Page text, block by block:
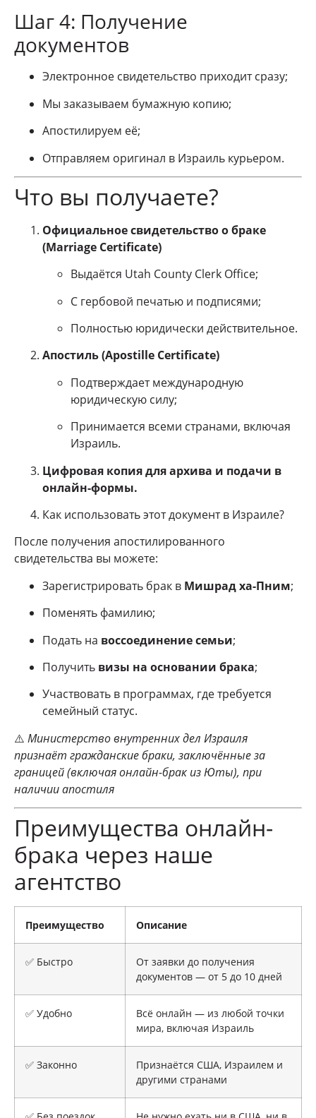
Шаг 4: Получение
документов
Электронное свидетельство приходит сразу;
Мы заказываем бумажную копию;
Апостилируем её;
Отправляем оригинал в Израиль курьером.
Что вы получаете?
Официальное свидетельство о браке
(Marriage Certificate)
Выдаётся Utah County Clerk Office;
С гербовой печатью и подписями;
Полностью юридически действительное.
Апостиль (Apostille Certificate)
Подтверждает международную
юридическую силу;
Принимается всеми странами, включая
Израиль.
Цифровая копия для архива и подачи в
онлайн-формы.
Как использовать этот документ в Израиле?
После получения апостилированного
свидетельства вы можете:
Зарегистрировать брак в Мишрад ха-Пним;
Поменять фамилию;
Подать на воссоединение семьи;
Получить визы на основании брака;
Участвовать в программах, где требуется
семейный статус.
⚠️ Министерство внутренних дел Израиля
признаёт гражданские браки, заключённые за
границей (включая онлайн-брак из Юты), при
наличии апостиля
Преимущества онлайн-
брака через наше
агентство
Преимущество Описание
✅ Быстро
От заявки до получения
документов — от 5 до 10 дней
✅ Удобно
Всё онлайн — из любой точки
мира, включая Израиль
✅ Законно
Признаётся США, Израилем и
другими странами